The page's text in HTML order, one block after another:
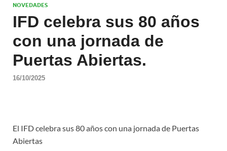
NOVEDADES
IFD celebra sus 80 años
con una jornada de
Puertas Abiertas.
16/10/2025
El IFD celebra sus 80 años con una jornada de Puertas
Abiertas